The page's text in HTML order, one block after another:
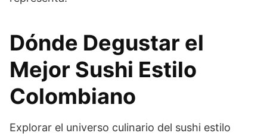
Dónde Degustar el
Mejor Sushi Estilo
Colombiano
Explorar el universo culinario del sushi estilo